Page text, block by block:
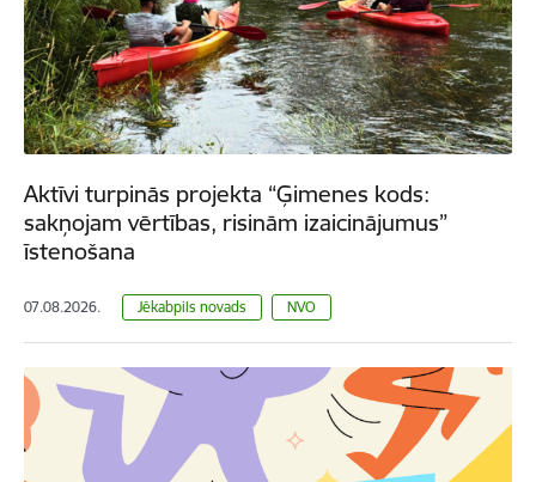
Aktīvi turpinās projekta “Ģimenes kods:
sakņojam vērtības, risinām izaicinājumus”
īstenošana
07.08.2026. Jēkabpils novads NVO